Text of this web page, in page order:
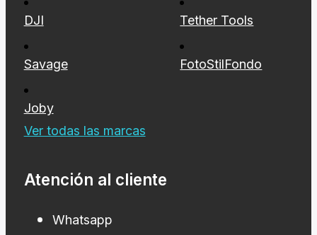
DJI Tether Tools
Savage FotoStilFondo
Joby
Ver todas las marcas
Atención al cliente
Whatsapp